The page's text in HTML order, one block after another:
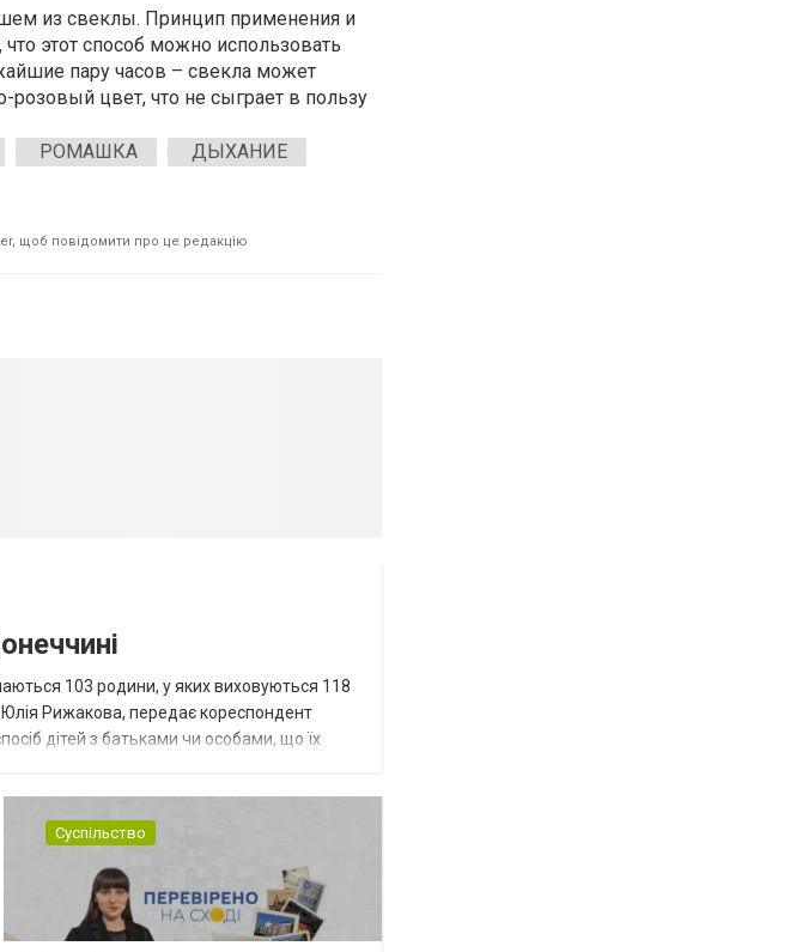
из свеклы. Принцип применения и
этот способ можно использовать
пару часов – свекла может
цвет, что не сыграет в пользу
РОМАШКА
ДЫХАНИЕ
щоб повідомити про це редакцію
103 родини, у яких виховуються 118
Рижакова, передає кореспондент
дітей з батьками чи особами, що їх
Суспільство